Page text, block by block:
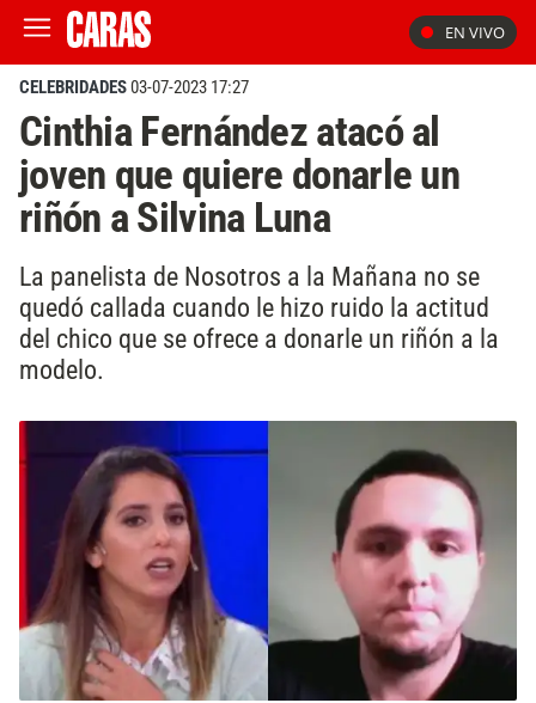
EN VIVO
CELEBRIDADES03-07-2023 17:27
Cinthia Fernández atacó al
joven que quiere donarle un
riñón a Silvina Luna
La panelista de Nosotros a la Mañana no se
quedó callada cuando le hizo ruido la actitud
del chico que se ofrece a donarle un riñón a la
modelo.